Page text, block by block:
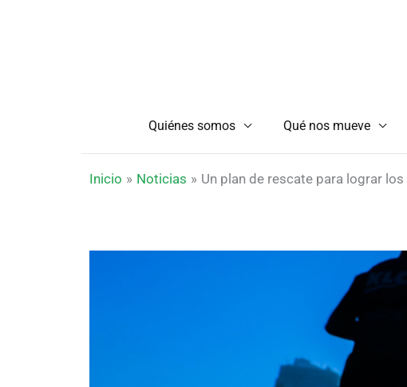
Quiénes somos Qué nos mueve
Inicio Noticias Un plan de rescate para lograr los